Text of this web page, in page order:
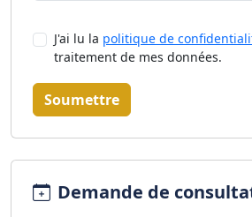
J'ai lu la politique de
traitement de mes données.
Soumettre
Demande de